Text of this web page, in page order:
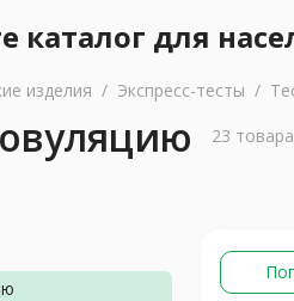
каталог для
изделия / Экспресс-тесты /
23 товара